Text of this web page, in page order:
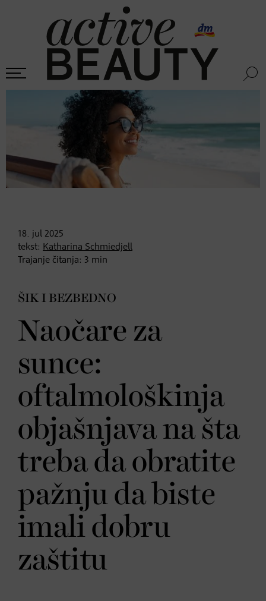
18. jul 2025
tekst: Katharina Schmiedjell
Trajanje čitanja: 3 min
ŠIK I BEZBEDNO
Naočare za
sunce:
oftalmološkinja
objašnjava na šta
treba da obratite
pažnju da biste
imali dobru
zaštitu